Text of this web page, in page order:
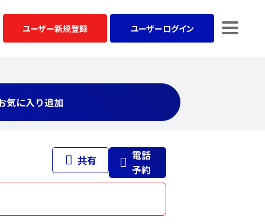
ユーザー新規登録 ユーザーログイン
気に入り追加
共有
電話
予約